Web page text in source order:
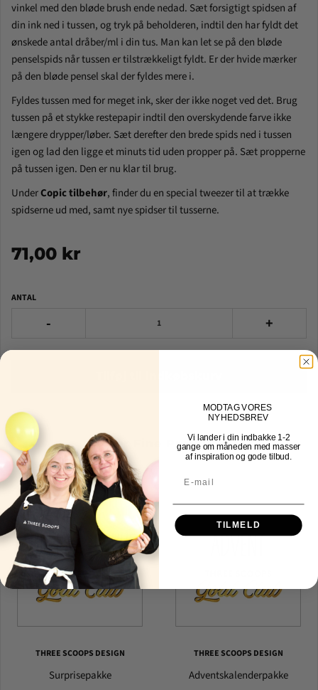
vinkel med den bløde brush ende nedad. Sæt forsigtigt spidsen af
din ink ned i tussen, og tryk på beholderen, indtil den har fyldt det
ønskede antal dråber/ml i din tus. Man kan let se på den bløde
penselspids når tussen er tilstrækkeligt fyldt. Er der hvide mærker
på den bløde pensel skal der fyldes mere i.
Fyldes tussen med for meget ink, sker der ikke noget ved det. Brug
tussen på et stykke restepapir indtil den overskydende farve ikke
længere drypper/løber. Sæt derefter den brede spids ned i tussen
igen og lad den ligge et minuts tid uden propper på. Sæt propperne
på tussen igen. Den er nu klar til brug.
UnderCopic tilbehør, finder du en special tweezer til at trække
spidserne ud med, samt nye spidser til tusserne.
71,00 kr
ANTAL
- +
Other Fine Products
THREE SCOOPS DESIGN
Surprisepakke
THREE SCOOPS DESIGN
Adventskalenderpakke
MODTAG VORES
NYHEDSBREV
Vi lander i din indbakke 1-2
gange om måneden med masser
af inspiration og gode tilbud.
TILMELD